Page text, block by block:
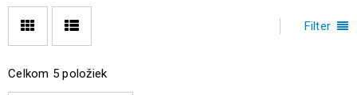
Filter
Celkom 5 položiek